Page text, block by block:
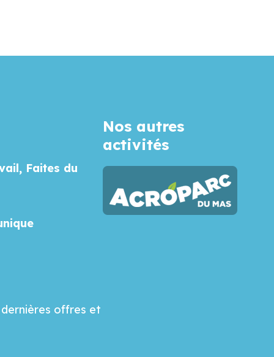
Faites du
offres et
Nos autres
activités